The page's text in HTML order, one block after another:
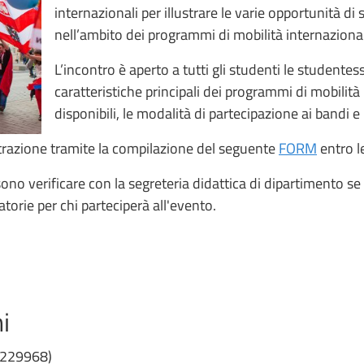
internazionali per illustrare le varie opportunità di
nell’ambito dei programmi di mobilità
L’incontro è aperto a tutti gli studenti le
caratteristiche principali dei programmi di
disponibili, le modalità di partecipazione ai bandi
tramite la compilazione del seguenteFORM entro
verificare con la segreteria didattica di dipartimento
per chi parteciperà all'evento.